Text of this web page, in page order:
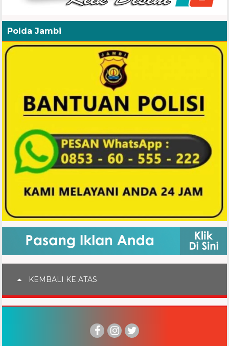
Polda Jambi
KEMBALI KE ATAS